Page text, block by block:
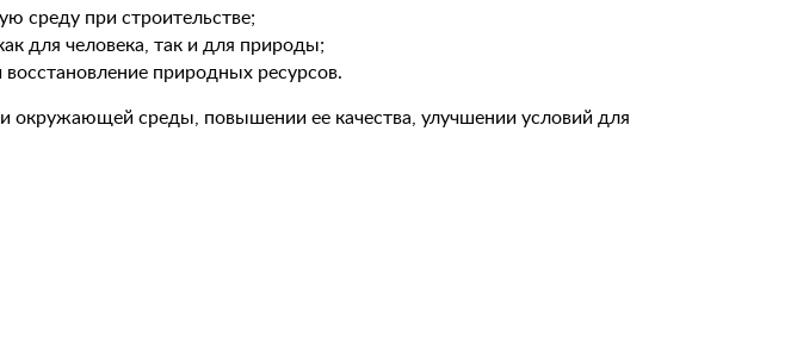
среду при строительстве;
для человека, так и для природы;
природных ресурсов.
окружающей среды, повышении ее качества, улучшении условий для